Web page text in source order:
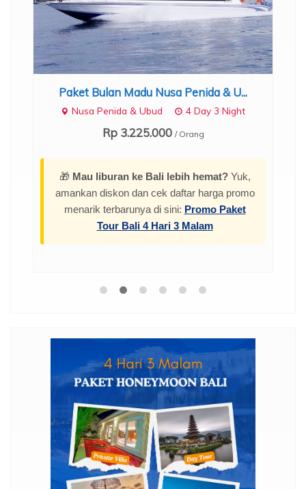
Paket Bulan Madu Nusa Penida & U...
Nusa Penida & Ubud 4 Day 3 Night
Rp 3.225.000 / Orang
🎁 Mau liburan ke Bali lebih hemat?Yuk,
amankan diskon dan cek daftar harga promo
menarik terbarunya di sini: Promo Paket
Tour Bali 4 Hari 3 Malam